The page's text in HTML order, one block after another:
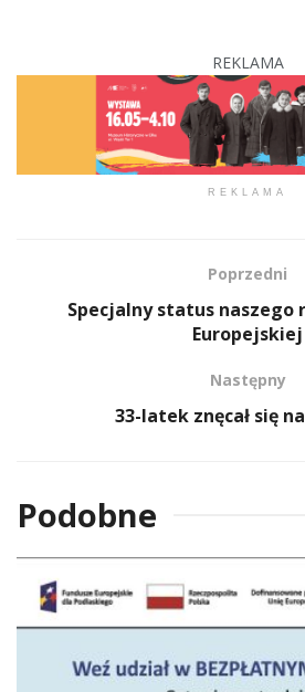
REKLAMA
REKLAMA
Poprzedni
Specjalny status naszego
Europejskiej
Następny
33-latek znęcał się
Podobne